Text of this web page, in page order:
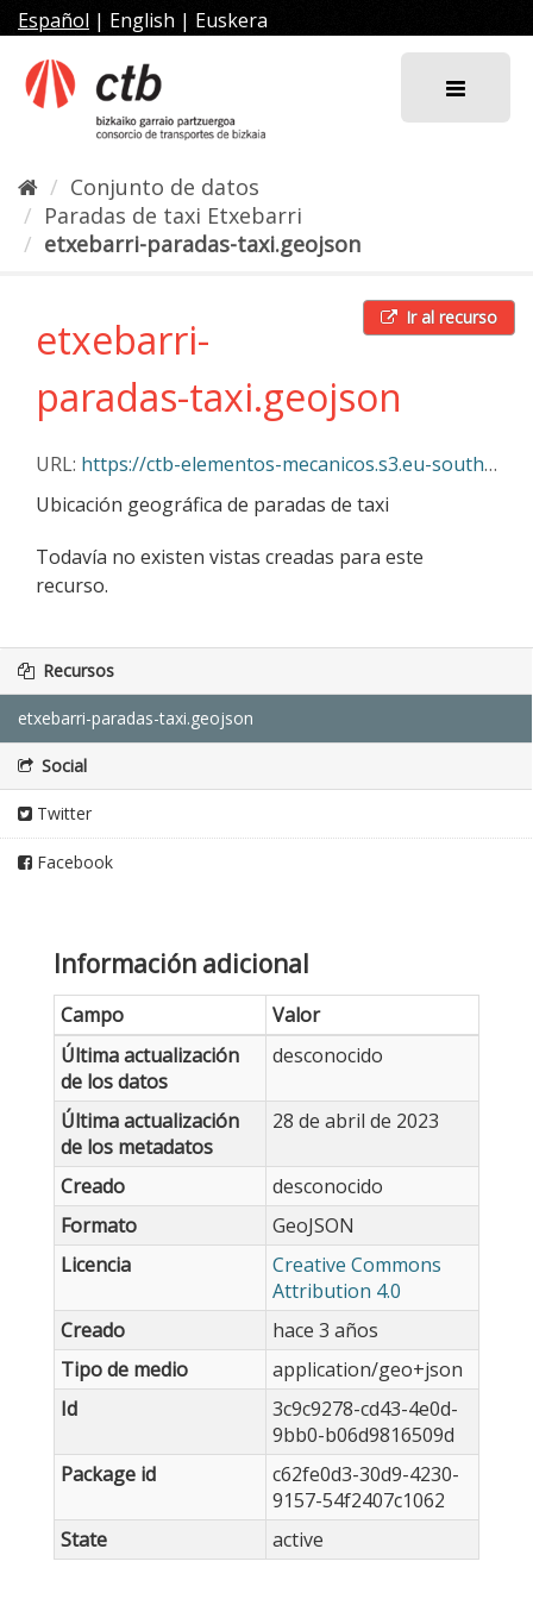
al
contenido
Español | English | Euskera
Conjunto de datos
Paradas de taxi Etxebarri
etxebarri-paradas-taxi.geojson
Ir al recurso
etxebarri-
paradas-taxi.geojson
URL: https://ctb-elementos-mecanicos.s3.eu-south-2.amazonaws.com/etxebarri-paradas-taxi.geojson
Ubicación geográfica de paradas de taxi
Todavía no existen vistas creadas para este
recurso.
Recursos
etxebarri-paradas-taxi.geojson
Social
Twitter
Facebook
Información adicional
Campo
Valor
Última actualización
de los datos
desconocido
Última actualización
de los metadatos
28 de abril de 2023
Creado
desconocido
Formato
GeoJSON
Licencia
Creative Commons
Attribution 4.0
Creado
hace 3 años
Tipo de medio
application/geo+json
Id
3c9c9278-cd43-4e0d-
9bb0-b06d9816509d
Package id
c62fe0d3-30d9-4230-
9157-54f2407c1062
State
active